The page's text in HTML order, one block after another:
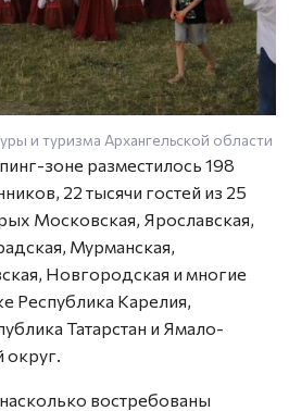
и туризма Архангельской области
зоне разместилось 198
22 тысячи гостей из 25
Московская, Ярославская,
Мурманская,
Новгородская и многие
Республика Карелия,
Татарстан и Ямало-
востребованы